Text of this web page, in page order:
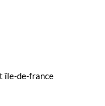
île-de-france